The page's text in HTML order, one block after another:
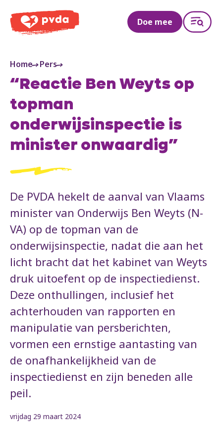
PVDA
Doe mee
Home Pers
“Reactie Ben Weyts op
topman
onderwijsinspectie is
minister onwaardig”
De PVDA hekelt de aanval van Vlaams
minister van Onderwijs Ben Weyts (N-
VA) op de topman van de
onderwijsinspectie, nadat die aan het
licht bracht dat het kabinet van Weyts
druk uitoefent op de inspectiedienst.
Deze onthullingen, inclusief het
achterhouden van rapporten en
manipulatie van persberichten,
vormen een ernstige aantasting van
de onafhankelijkheid van de
inspectiedienst en zijn beneden alle
peil.
vrijdag 29 maart 2024